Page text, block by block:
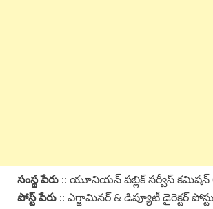
సంస్థ పేరు :: యూనియన్ పబ్లిక్ సర్వీస్ కమిషన్
పోస్ట్ పేరు :: ఎగ్జామినర్ & డిప్యూటీ డైరెక్టర్